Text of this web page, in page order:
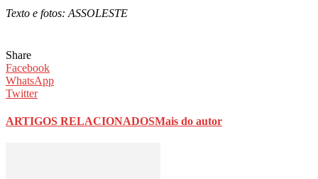
Texto e fotos: ASSOLESTE
Share
Facebook
WhatsApp
Twitter
ARTIGOS RELACIONADOSMais do autor